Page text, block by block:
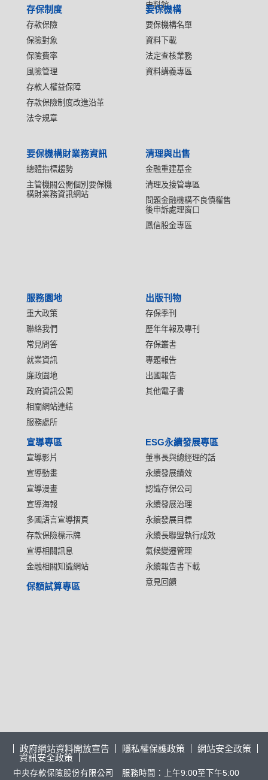
史料館
存保制度
存款保險
保險對象
保險費率
風險管理
存款人權益保障
存款保險制度改進沿革
法令規章
要保機構
要保機構名單
資料下載
法定查核業務
資料講義專區
要保機構財業務資訊
總體指標趨勢
主管機關公開個別要保機
構財業務資訊網站
清理與出售
金融重建基金
清理及接管專區
問題金融機構不良債權售
後申訴處理窗口
鳳信股金專區
服務園地
重大政策
聯絡我們
常見問答
就業資訊
廉政園地
政府資訊公開
相關網站連結
服務處所
出版刊物
存保季刊
歷年年報及專刊
存保叢書
專題報告
出國報告
其他電子書
宣導專區
宣導影片
宣導動畫
宣導漫畫
宣導海報
多國語言宣導摺頁
存款保險標示牌
宣導相關訊息
金融相關知識網站
ESG永續發展專區
董事長與總經理的話
永續發展績效
認識存保公司
永續發展治理
永續發展目標
永續長聯盟執行成效
氣候變遷管理
永續報告書下載
意見回饋
保額試算專區
政府網站資料開放宣告 隱私權保護政策
網站安全政策
資訊安全政策
中央存款保險股份有限公司 服務時間：上午9:00至下午5:00